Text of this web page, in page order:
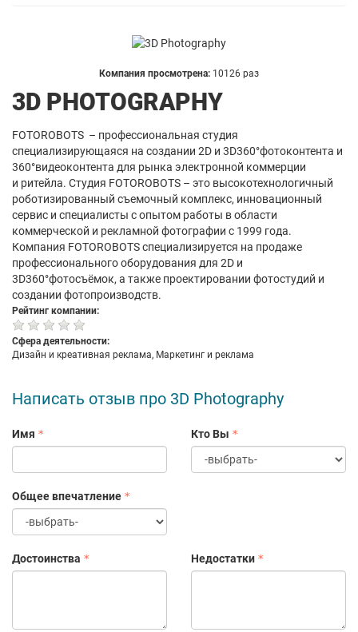
Компания просмотрена: 10126 раз
3D PHOTOGRAPHY
FOTOROBOTS – профессиональная студия
специализирующаяся на создании 2D и 3D360°фотоконтента и
360°видеоконтента для рынка электронной коммерции
и ритейла. Студия FOTOROBOTS – это высокотехнологичный
роботизированный съемочный комплекс, инновационный
сервис и специалисты с опытом работы в области
коммерческой и рекламной фотографии с 1999 года.
Компания FOTOROBOTS специализируется на продаже
профессионального оборудования для 2D и
3D360°фотосъёмок, а также проектировании фотостудий и
создании фотопроизводств.
Рейтинг компании:
Сфера деятельности:
Дизайн и креативная реклама, Маркетинг и реклама
Написать отзыв про 3D Photography
Имя Кто Вы
Общее впечатление
Достоинства Недостатки